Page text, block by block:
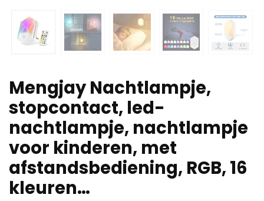
Mengjay Nachtlampje,
stopcontact, led-
nachtlampje, nachtlampje
voor kinderen, met
afstandsbediening, RGB, 16
kleuren…